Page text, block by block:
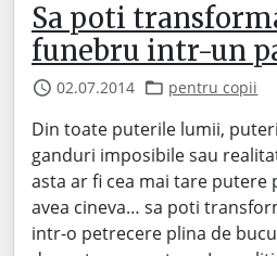
Sa poti
funebru intr-un
02.07.2014 pentru copii
Din toate puterile lumii,
ganduri imposibile sau
asta ar fi cea mai tare putere
avea cineva… sa poti
intr-o petrecere plina de